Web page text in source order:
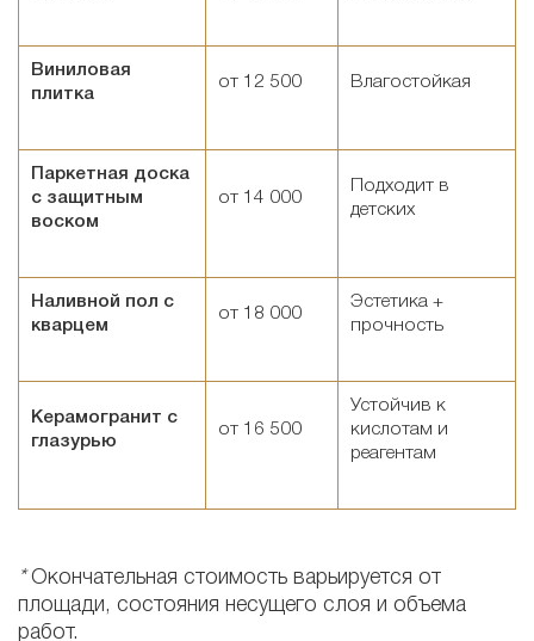
Виниловая
плитка
от 12 500 Влагостойкая
Паркетная доска
с защитным
воском
от 14 000
Подходит в
детских
Наливной пол с
кварцем
от 18 000
Эстетика +
прочность
Керамогранит с
глазурью
от 16 500
Устойчив к
кислотам и
реагентам
*Окончательная стоимость варьируется от
площади, состояния несущего слоя и объема
работ.